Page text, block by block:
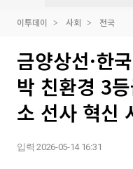
이투데이 사회 전국
금양상선·한
박 친환경 3
소 선사 혁신
입력 2026-05-14 16:31